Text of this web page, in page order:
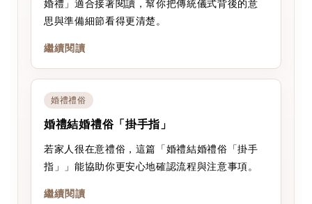
婚禮」適合接著閱讀，幫你把傳統儀式背後的意
思與準備細節看得更清楚。
繼續閱讀
婚禮禮俗
婚禮結婚禮俗「掛手指」
若家人很在意禮俗，這篇「婚禮結婚禮俗「掛手
指」」能協助你更安心地確認流程與注意事項。
繼續閱讀